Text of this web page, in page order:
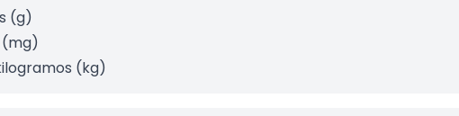
(g)
(mg)
(kg)